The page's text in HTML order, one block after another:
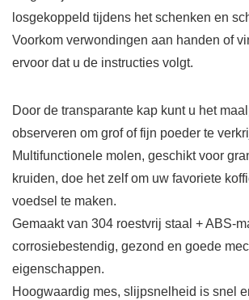
losgekoppeld tijdens het schenken en
Voorkom verwondingen aan handen of
ervoor dat u de instructies volgt.
Door de transparante kap kunt u het
observeren om grof of fijn poeder te
Multifunctionele molen, geschikt voor
kruiden, doe het zelf om uw favoriete
voedsel te maken.
Gemaakt van 304 roestvrij staal + ABS-
corrosiebestendig, gezond en goede
eigenschappen.
Hoogwaardig mes, slijpsnelheid is snel